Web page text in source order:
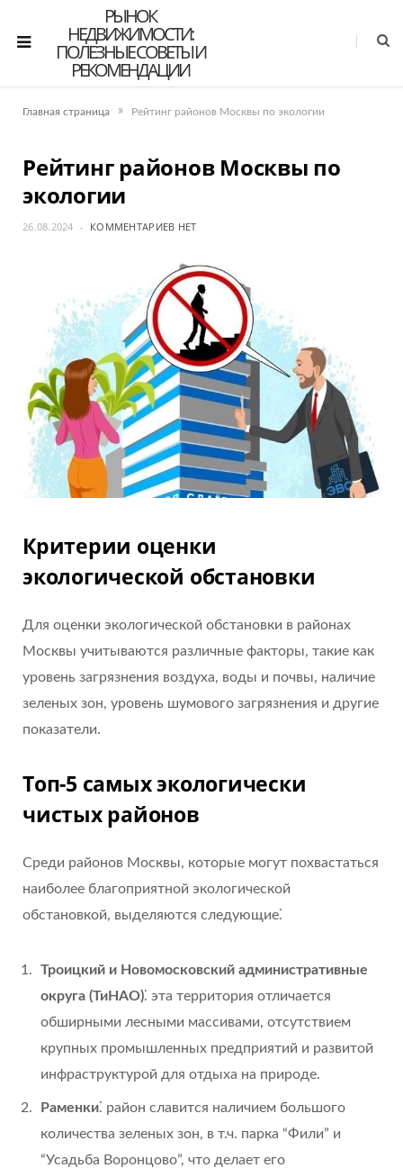
РЫНОК
НЕДВИЖИМОСТИ:
ПОЛЕЗНЫЕ СОВЕТЫ И
РЕКОМЕНДАЦИИ
Главная страница » Рейтинг районов Москвы по экологии
Рейтинг районов Москвы по
экологии
26.08.2024 КОММЕНТАРИЕВ НЕТ
Критерии оценки
экологической обстановки
Для оценки экологической обстановки в районах
Москвы учитываются различные факторы, такие как
уровень загрязнения воздуха, воды и почвы, наличие
зеленых зон, уровень шумового загрязнения и другие
показатели.
Топ-5 самых экологически
чистых районов
Среди районов Москвы, которые могут похвастаться
наиболее благоприятной экологической
обстановкой, выделяются следующие⁚
Троицкий и Новомосковский административные
округа (ТиНАО)⁚ эта территория отличается
обширными лесными массивами, отсутствием
крупных промышленных предприятий и развитой
инфраструктурой для отдыха на природе.
Раменки⁚ район славится наличием большого
количества зеленых зон, в т.ч. парка “Фили” и
“Усадьба Воронцово”, что делает его